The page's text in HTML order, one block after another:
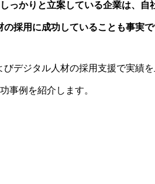
っかりと立案している企業は、自
採用に成功していることも事実
デジタル人材の採用支援で実績
事例を紹介します。